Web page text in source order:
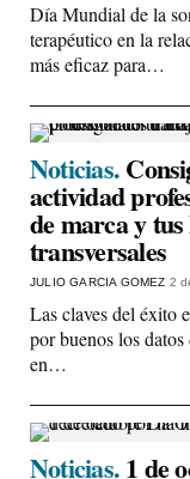
Día Mundial de la
terapéutico en la
más eficaz para…
Noticias.
actividad
de marca y
transversales
JULIO GARCIA GOMEZ 2
Las claves del éxito
por buenos los
en…
Noticias.1 de